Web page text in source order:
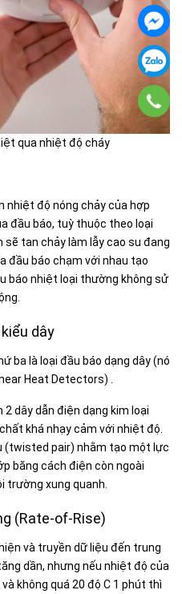
qua nhiệt độ cháy
nhiệt độ nóng chảy của hợp
đầu báo, tuỳ thuộc theo loại
tan chảy làm lẫy cao su đang
đầu báo chạm với nhau tạo
báo nhiệt loại thường không sử
dây
ba là loại đầu báo dạng dây (nó
Heat Detectors) .
dây dẫn điện dạng kim loại
khá nhạy cảm với nhiệt độ.
(twisted pair) nhằm tạo một lực
băng cách điện còn ngoài
trường xung quanh.
(Rate-of-Rise)
và truyền dữ liệu đến trung
dần, nhưng nếu nhiệt độ của
không quá 20 độ C 1 phút thì